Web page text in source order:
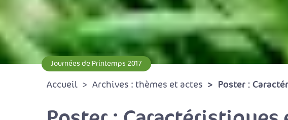
Journées de Printemps 2017
Accueil Archives : thèmes et actes Poster :